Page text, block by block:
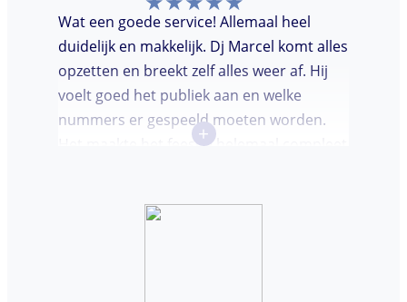
Wat een goede service! Allemaal heel
duidelijk en makkelijk. Dj Marcel komt alles
opzetten en breekt zelf alles weer af. Hij
voelt goed het publiek aan en welke
nummers er gespeeld moeten worden.
Het maakte het feestje helemaal compleet
+